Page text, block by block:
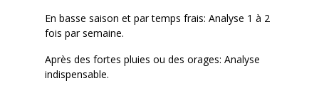
En basse saison et par temps frais: Analyse 1 à 2
fois par semaine.
Après des fortes pluies ou des orages: Analyse
indispensable.